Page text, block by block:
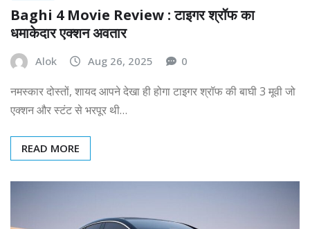
Baghi 4 Movie Review : टाइगर श्रॉफ का
धमाकेदार एक्शन अवतार
Alok Aug 26, 2025 0
नमस्कार दोस्तों, शायद आपने देखा ही होगा टाइगर श्रॉफ की बाघी 3 मूवी जो
एक्शन और स्टंट से भरपूर थी…
READ MORE